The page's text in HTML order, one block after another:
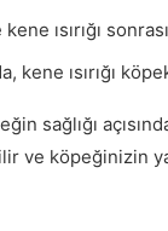
ısırığı
kene ısırığı
sağlığı
ve köpeğinizin